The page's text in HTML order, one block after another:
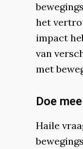
het
impact
van
met
Doe
Haile